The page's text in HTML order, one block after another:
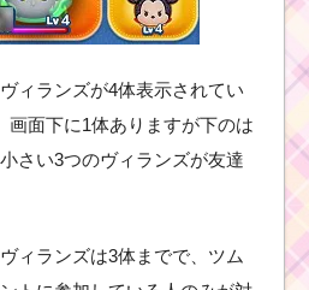
ィランズが4体表示されてい
画面下に1体ありますが下のは
さい3つのヴィランズが友達
ィランズは3体までで、ツム